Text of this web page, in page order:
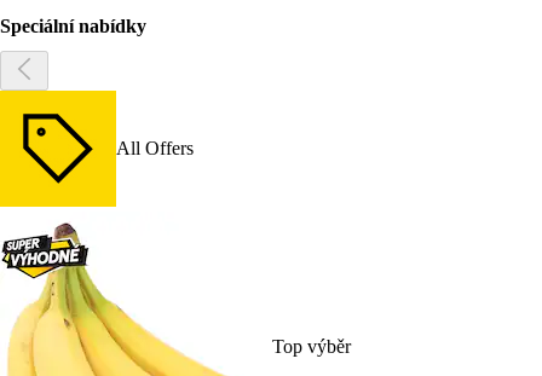
Speciální nabídky
All Offers
Top výběr